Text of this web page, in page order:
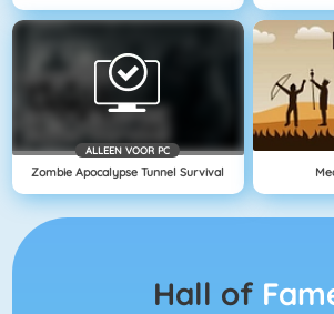
ALLEEN VOOR PC
Zombie Apocalypse Tunnel Survival
Hall of